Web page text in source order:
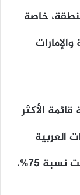
خاصة
الأكثر
العربية